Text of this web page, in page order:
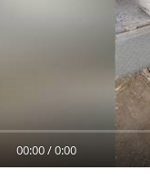
00:00/0:00